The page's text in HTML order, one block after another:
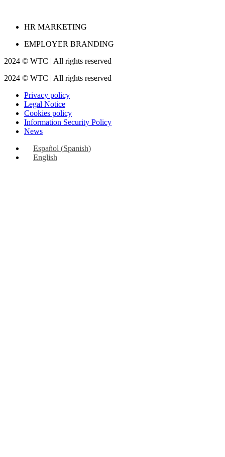
HR MARKETING
EMPLOYER BRANDING
2024 © WTC | All rights reserved
2024 © WTC | All rights reserved
Privacy policy
Legal Notice
Cookies policy
Information Security Policy
News
Español (Spanish)
English